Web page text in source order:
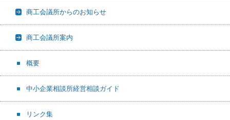
商工会議所からのお知らせ
商工会議所案内
概要
中小企業相談所経営相談ガイド
リンク集